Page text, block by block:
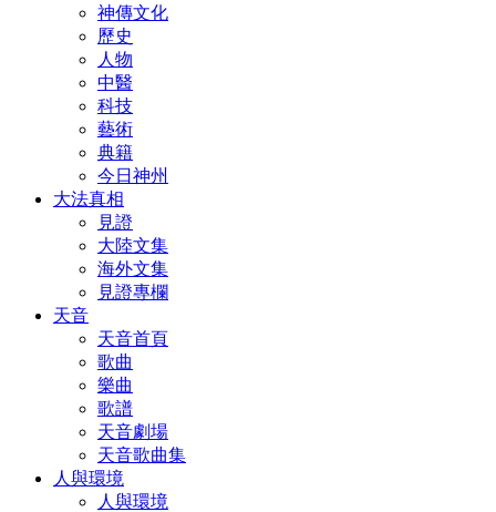
神傳文化
歷史
人物
中醫
科技
藝術
典籍
今日神州
大法真相
見證
大陸文集
海外文集
見證專欄
天音
天音首頁
歌曲
樂曲
歌譜
天音劇場
天音歌曲集
人與環境
人與環境